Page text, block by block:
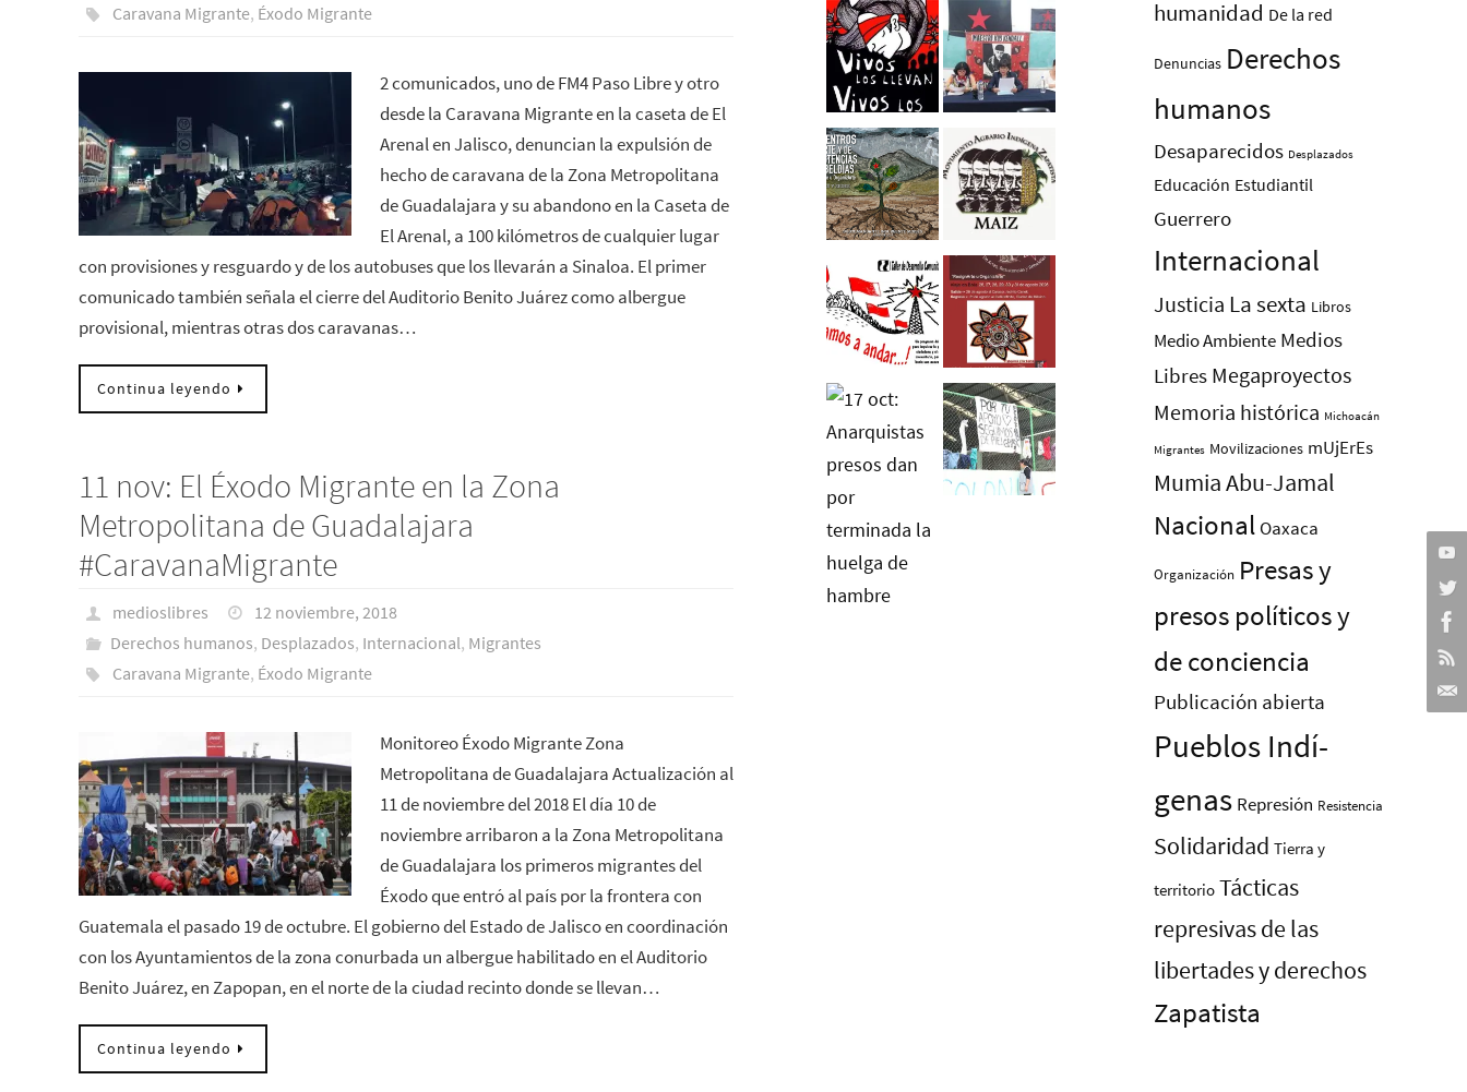
Caravana Migrante, Éxodo Migrante
2 comunicados, uno de FM4 Paso Libre y otro
desde la Caravana Migrante en la caseta de El
Arenal en Jalisco, denuncian la expulsión de
hecho de caravana de la Zona Metropolitana
de Guadalajara y su abandono en la Caseta de
El Arenal, a 100 kilómetros de cualquier lugar
con provisiones y resguardo y de los autobuses que los llevarán a Sinaloa. El primer
comunicado también señala el cierre del Auditorio Benito Juárez como albergue
provisional, mientras otras dos caravanas…
Continua leyendo
11 nov: El Éxodo Migrante en la Zona
Metropolitana de Guadalajara
#CaravanaMigrante
medioslibres
12 noviembre, 2018
Derechos humanos, Desplazados, Internacional, Migrantes
Caravana Migrante, Éxodo Migrante
Monitoreo Éxodo Migrante Zona
Metropolitana de Guadalajara Actualización al
11 de noviembre del 2018 El día 10 de
noviembre arribaron a la Zona Metropolitana
de Guadalajara los primeros migrantes del
Éxodo que entró al país por la frontera con
Guatemala el pasado 19 de octubre. El gobierno del Estado de Jalisco en coordinación
con los Ayuntamientos de la zona conurbada un albergue habilitado en el Auditorio
Benito Juárez, en Zapopan, en el norte de la ciudad recinto donde se llevan…
Continua leyendo
humanidad De la red
Denuncias Derechos
humanos
Desaparecidos Desplazados
Educación Estudiantil
Guerrero
Internacional
Justicia La sexta Libros
Medio Ambiente Medios
Libres Megaproyectos
Memoria histórica Michoacán
Migrantes Movilizaciones mUjErEs
Mumia Abu-Jamal
Nacional Oaxaca
Organización Presas y
presos polí­ticos y
de conciencia
Publicación abierta
Pueblos Indí­
genas Represión Resistencia
Solidaridad Tierra y
territorio Tácticas
represivas de las
libertades y derechos
Zapatista